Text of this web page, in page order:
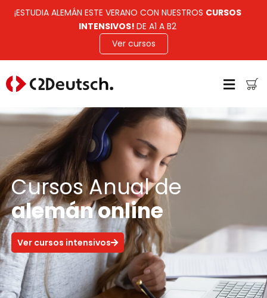
¡ESTUDIA ALEMÁN ESTE VERANO CON NUESTROS CURSOS
INTENSIVOS! DE A1 A B2
Ver cursos
Cursos Anual de
alemán online
Ver cursos intensivos